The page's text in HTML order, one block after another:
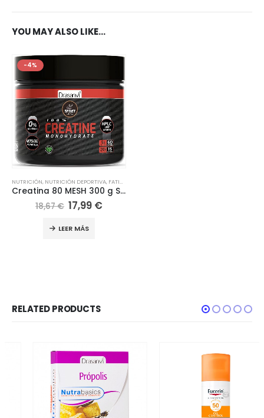
YOU MAY ALSO LIKE…
-4%
NUTRICIÓN, NUTRICIÓN DEPORTIVA, FATIGA / CANSANCIO
Creatina 80 MESH 300 g Sport Live Drasanvi
18,67€ 17,99 €
LEER MÁS
RELATED PRODUCTS